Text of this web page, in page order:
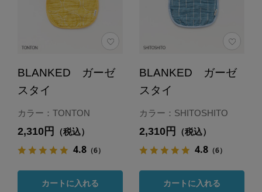
BLANKED ガーゼ
スタイ
カラー：TONTON
2,310円 （税込）
4.8（6）
カートに入れる
BLANKED ガーゼ
スタイ
カラー：SHITOSHITO
2,310円 （税込）
4.8（6）
カートに入れる